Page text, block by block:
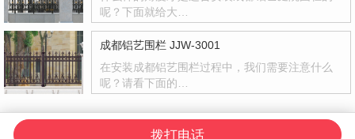
呢？下面就给大…
成都铝艺围栏 JJW-3001
在安装成都铝艺围栏过程中，我们需要注意什么
呢？请看下面的…
拨打电话